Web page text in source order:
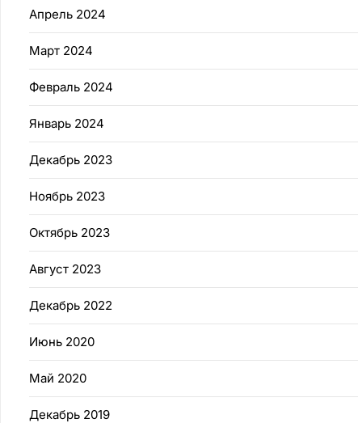
Апрель 2024
Март 2024
Февраль 2024
Январь 2024
Декабрь 2023
Ноябрь 2023
Октябрь 2023
Август 2023
Декабрь 2022
Июнь 2020
Май 2020
Декабрь 2019